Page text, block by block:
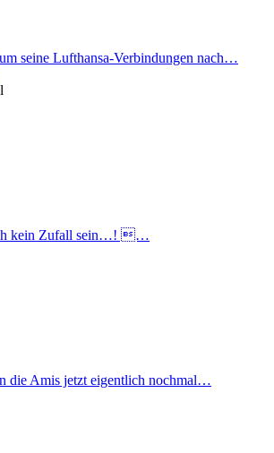
seine Lufthansa-Verbindungen nach…
kein Zufall sein…! …
die Amis jetzt eigentlich nochmal…